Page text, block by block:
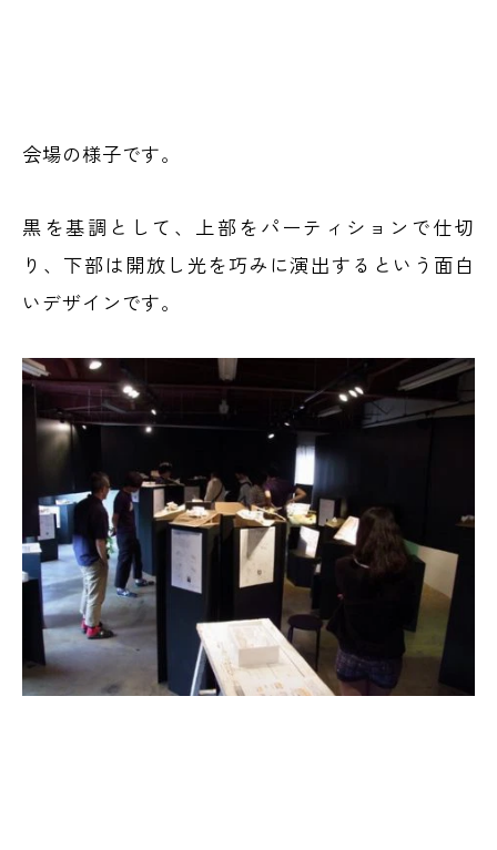
会場の様子です。
黒を基調として、上部をパーティションで仕切
り、下部は開放し光を巧みに演出するという面白
いデザインです。